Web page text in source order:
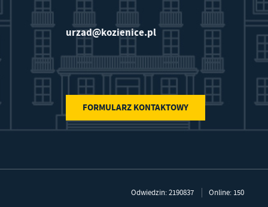
urzad@kozienice.pl
FORMULARZ KONTAKTOWY
Odwiedzin: 2190837 Online: 150